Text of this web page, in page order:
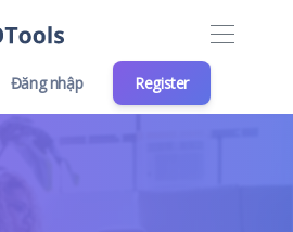
Đăng nhập Register